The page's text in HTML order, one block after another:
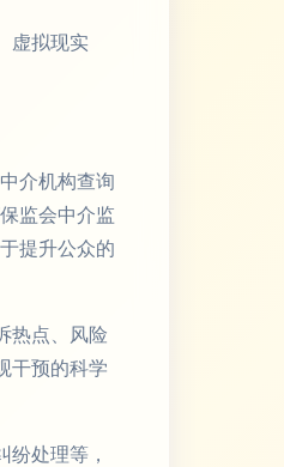
虚拟现实
介机构查询
监会中介监
提升公众的
热点、风险
干预的科学
处理等，